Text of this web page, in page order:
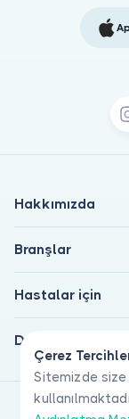
Çerez
Sitemizde
Hakkımızda
Branşlar
Hastalar için
Doktorlar için